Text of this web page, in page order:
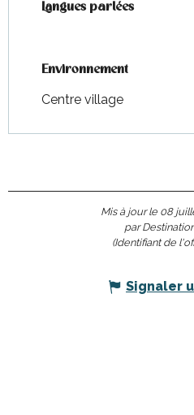
Langues parlées
Langues parlées
Environnement
Environnement
Centre village
Mis à jour le 08
par
(Identifiant de
Signaler